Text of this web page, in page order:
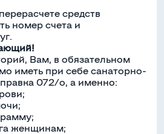
средств
номер счета и
Вам, в обязательном
иметь при себе санаторно-
072/о, а именно:
женщинам;